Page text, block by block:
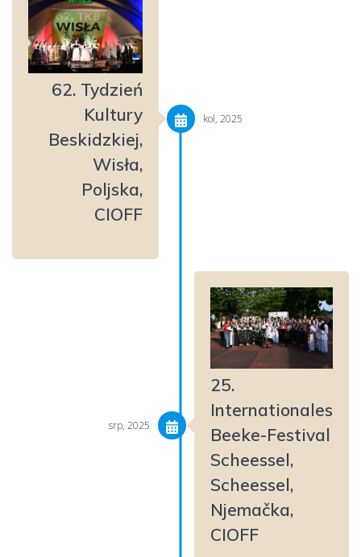
62. Tydzień
Kultury
Beskidzkiej,
Wisła,
Poljska,
CIOFF
kol, 2025
25.
Internationales
Beeke-Festival
Scheessel,
Scheessel,
Njemačka,
CIOFF
srp, 2025